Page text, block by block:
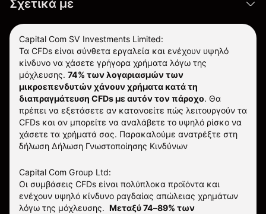
Σχετικά με
Capital Com SV Investments Limited:
Τα CFDs είναι σύνθετα εργαλεία και ενέχουν υψηλό
κίνδυνο να χάσετε γρήγορα χρήματα λόγω της
μόχλευσης. 74% των λογαριασμών των
μικροεπενδυτών χάνουν χρήματα κατά τη
διαπραγμάτευση CFDs με αυτόν τον πάροχο. Θα
πρέπει να εξετάσετε αν κατανοείτε πώς λειτουργούν τα
CFDs και αν μπορείτε να αναλάβετε το υψηλό ρίσκο να
χάσετε τα χρήματά σας. Παρακαλούμε ανατρέξτε στη
δήλωση Δήλωση Γνωστοποίησης Κινδύνων
Capital Com Group Ltd:
Οι συμβάσεις CFDs είναι πολύπλοκα προϊόντα και
ενέχουν υψηλό κίνδυνο ραγδαίας απώλειας χρημάτων
λόγω της μόχλευσης. Μεταξύ 74–89% των